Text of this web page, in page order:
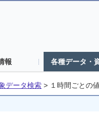
報 各種データ・
データ検索 > １時間ごとの